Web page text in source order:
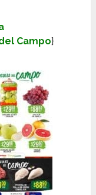
Campo}